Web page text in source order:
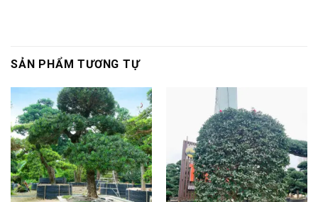
SẢN PHẨM TƯƠNG TỰ